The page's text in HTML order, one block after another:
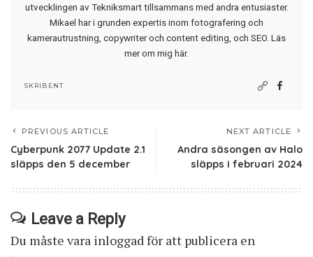
utvecklingen av Tekniksmart tillsammans med andra entusiaster.
Mikael har i grunden expertis inom fotografering och
kamerautrustning, copywriter och content editing, och SEO. Läs
mer om mig här.
SKRIBENT
PREVIOUS ARTICLE
Cyberpunk 2077 Update 2.1
släpps den 5 december
NEXT ARTICLE
Andra säsongen av Halo
släpps i februari 2024
Leave a Reply
Du måste vara inloggadför att publicera en